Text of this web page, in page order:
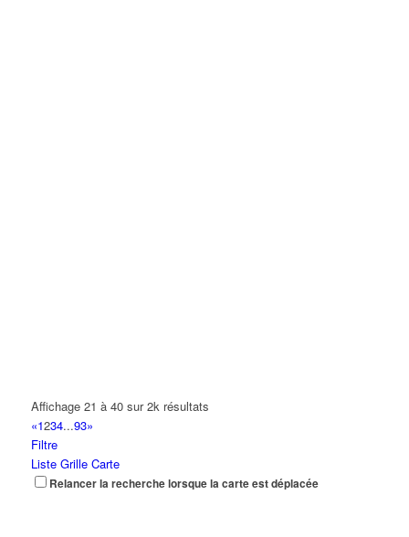
Affichage 21 à 40 sur 2k résultats
«1234...93»
Filtre
Liste Grille Carte
Relancer la recherche lorsque la carte est déplacée